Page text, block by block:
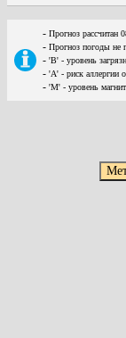
- Прогноз рассчитан
- Прогноз погоды не
- 'В' - уровень
- 'А' - риск аллергии
- 'М' - уровень